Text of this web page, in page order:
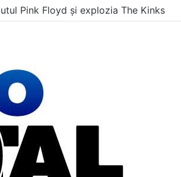
Pink Floyd și explozia The Kinks